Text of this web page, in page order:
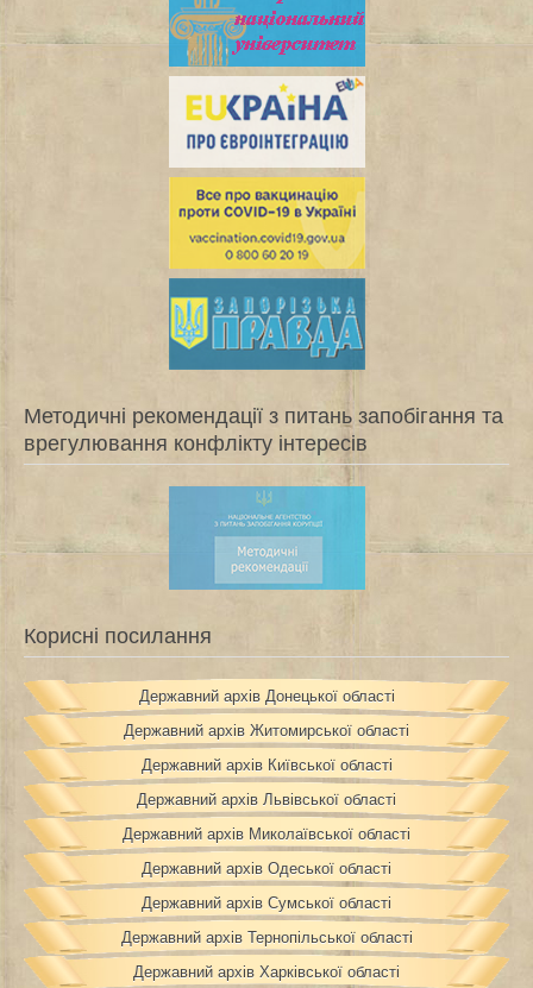
Методичні рекомендації з питань запобігання та
врегулювання конфлікту інтересів
Корисні посилання
Державний архів Донецької області
Державний архів Житомирської області
Державний архів Київської області
Державний архів Львівської області
Державний архів Миколаївської області
Державний архів Одеської області
Державний архів Сумської області
Державний архів Тернопільської області
Державний архів Харківської області